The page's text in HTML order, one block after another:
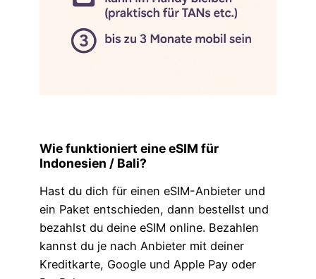
Wie funktioniert eine eSIM für
Indonesien / Bali?
Hast du dich für einen eSIM-Anbieter und
ein Paket entschieden, dann bestellst und
bezahlst du deine eSIM online. Bezahlen
kannst du je nach Anbieter mit deiner
Kreditkarte, Google und Apple Pay oder